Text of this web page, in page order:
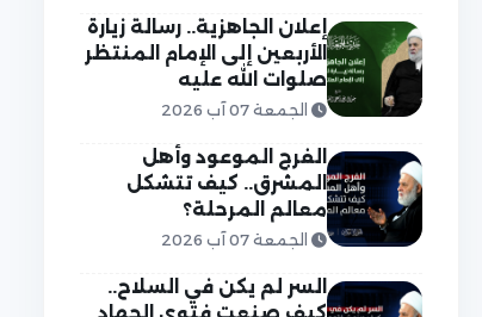
إعلان الجاهزية.. رسالة زيارة
الأربعين إلى الإمام المنتظر
صلوات الله عليه
الجمعة 07 آب 2026
الفرج الموعود وأهل
المشرق.. كيف تتشكل
معالم المرحلة؟
الجمعة 07 آب 2026
السر لم يكن في السلاح..